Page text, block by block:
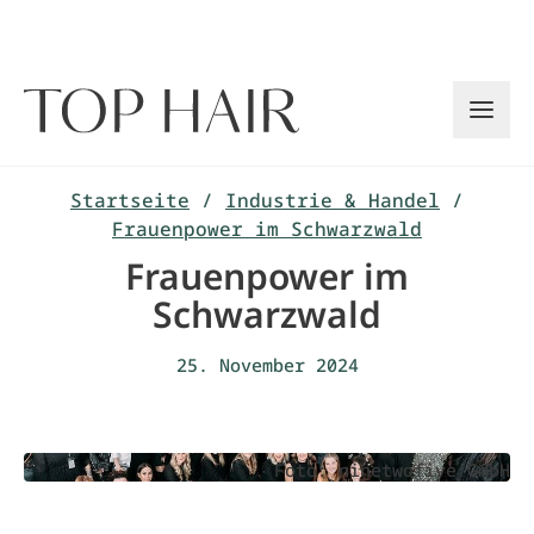
Startseite / Industrie & Handel /
Frauenpower im Schwarzwald
Frauenpower im
Schwarzwald
25. November 2024
Foto: ninetwofive GmbH